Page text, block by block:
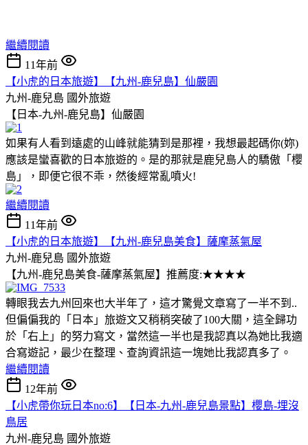
繼續閱讀
11年前
【小虎的日本旅遊】【九州-鹿兒島】仙嚴園
九州-鹿兒島 國外旅遊
【日本-九州-鹿兒島】仙嚴園
如果有人看到遠處的山峰就能猜到是那裡，我想最起碼你(妳)
應該是蠻喜歡的日本旅遊的。是的那就是鹿兒島人的驕傲「櫻
島」，即便它很不乖，然後經常亂噴火!
繼續閱讀
11年前
【小虎的日本旅遊】【九州-鹿兒島美食】薩摩蒸氣屋
九州-鹿兒島 國外旅遊
【九州-鹿兒島美食-薩摩蒸氣屋】推薦度:★★★★
轉眼我去九州回來也大半年了，這才驚覺文章寫了一半不到..
但偏偏我的「日本」旅遊文又稍稍突破了100大關，這全歸功
於「右上」的努力寫文，當然這一半也是我認真以為她比我適
合寫遊記，最少在整理、查詢資訊這一塊她比我認真多了。
繼續閱讀
12年前
【小虎帶你玩日本no:6】【日本-九州-鹿兒島景點】櫻島-埋沒
鳥居
九州-鹿兒島 國外旅遊